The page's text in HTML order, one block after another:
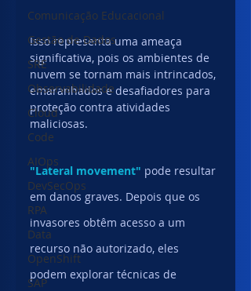
Comunicação Educacional
Gestão de Dados
SRE
Observabilidade
Cloud
Code
AIOps
DevSecOps
RPA
Data
OpenShift
SAP
Isso representa uma ameaça
significativa, pois os ambientes de
nuvem se tornam mais intrincados,
emaranhados e desafiadores para
proteção contra atividades
maliciosas.
"Lateral movement" pode resultar
em danos graves. Depois que os
invasores obtêm acesso a um
recurso não autorizado, eles
podem explorar técnicas de